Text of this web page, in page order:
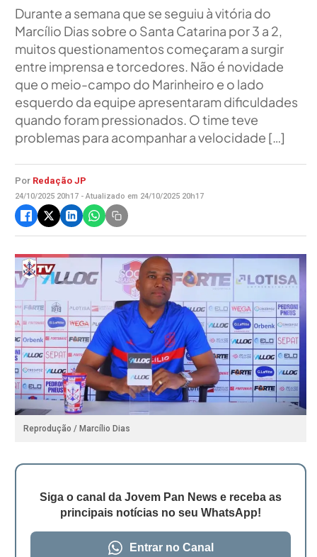
Durante a semana que se seguiu à vitória do
Marcílio Dias sobre o Santa Catarina por 3 a 2,
muitos questionamentos começaram a surgir
entre imprensa e torcedores. Não é novidade
que o meio-campo do Marinheiro e o lado
esquerdo da equipe apresentaram dificuldades
quando foram pressionados. O time teve
problemas para acompanhar a velocidade […]
Por Redação JP
24/10/2025 20h17 - Atualizado em 24/10/2025 20h17
Reprodução / Marcílio Dias
Siga o canal da Jovem Pan News e receba as
principais notícias no seu WhatsApp!
Entrar no Canal